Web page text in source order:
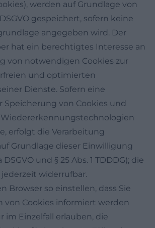
werden auf Grundlage von
DSGVO gespeichert, sofern keine
angegeben wird. Der
hat ein berechtigtes Interesse an
von notwendigen Cookies zur
und optimierten
Dienste. Sofern eine
Speicherung von Cookies und
erfolgt die Verarbeitung
Grundlage dieser Einwilligung
DSGVO und § 25 Abs. 1 TDDDG); die
widerrufbar.
Browser so einstellen, dass Sie
von Cookies informiert werden
im Einzelfall erlauben, die